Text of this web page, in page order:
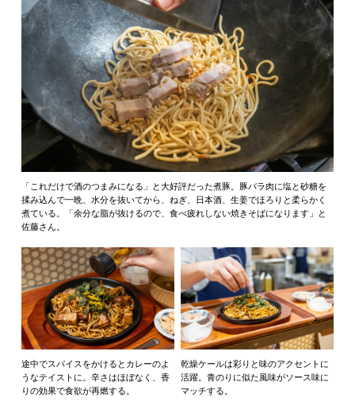
「これだけで酒のつまみになる」と大好評だった煮豚。豚バラ肉に塩と砂糖を
揉み込んで一晩、水分を抜いてから、ねぎ、日本酒、生姜でほろりと柔らかく
煮ている。「余分な脂が抜けるので、食べ疲れしない焼きそばになります」と
佐藤さん。
途中でスパイスをかけるとカレーのよ
うなテイストに。辛さはほぼなく、香
りの効果で食欲が再燃する。
乾燥ケールは彩りと味のアクセントに
活躍。青のりに似た風味がソース味に
マッチする。